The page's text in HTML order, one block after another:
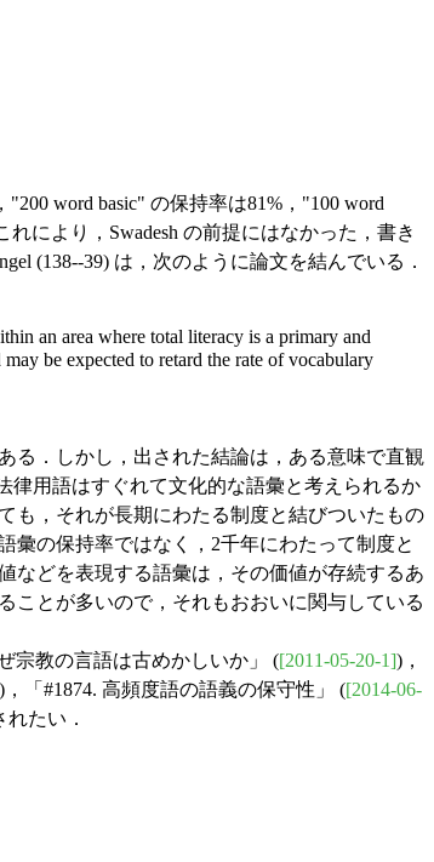
word basic" の保持率は81%，"100 word
により，Swadesh の前提にはなかった，書き
(138--39) は，次のように論文を結んでいる．
an area where total literacy is a primary and
be expected to retard the rate of vocabulary
る．しかし，出された結論は，ある意味で直観
律用語はすぐれて文化的な語彙と考えられるか
も，それが長期にわたる制度と結びついたもの
彙の保持率ではなく，2千年にわたって制度と
などを表現する語彙は，その価値が存続するあ
ことが多いので，それもおおいに関与している
宗教の言語は古めかしいか」 ([2011-05-20-1])，
)，「#1874. 高頻度語の語義の保守性」 ([2014-06-
たい．